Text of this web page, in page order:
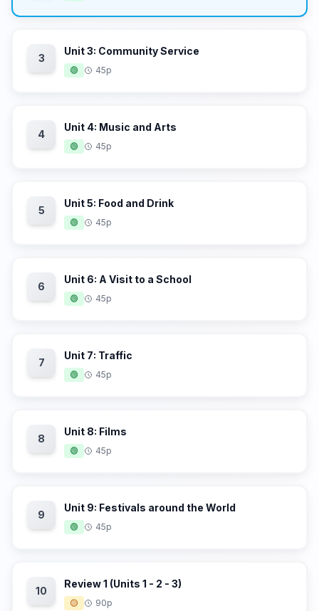
3
Unit 3: Community Service
🟢 45p
4
Unit 4: Music and Arts
🟢 45p
5
Unit 5: Food and Drink
🟢 45p
6
Unit 6: A Visit to a School
🟢 45p
7
Unit 7: Traffic
🟢 45p
8
Unit 8: Films
🟢 45p
9
Unit 9: Festivals around the World
🟢 45p
10
Review 1 (Units 1 - 2 - 3)
🟡 90p